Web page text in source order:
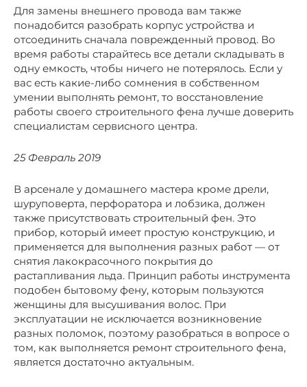
Для замены внешнего провода вам также
понадобится разобрать корпус устройства и
отсоединить сначала поврежденный провод. Во
время работы старайтесь все детали складывать в
одну емкость, чтобы ничего не потерялось. Если у
вас есть какие-либо сомнения в собственном
умении выполнять ремонт, то восстановление
работы своего строительного фена лучше доверить
специалистам сервисного центра.
25 Февраль 2019
В арсенале у домашнего мастера кроме дрели,
шуруповерта, перфоратора и лобзика, должен
также присутствовать строительный фен. Это
прибор, который имеет простую конструкцию, и
применяется для выполнения разных работ — от
снятия лакокрасочного покрытия до
растапливания льда. Принцип работы инструмента
подобен бытовому фену, которым пользуются
женщины для высушивания волос. При
эксплуатации не исключается возникновение
разных поломок, поэтому разобраться в вопросе о
том, как выполняется ремонт строительного фена,
является достаточно актуальным.